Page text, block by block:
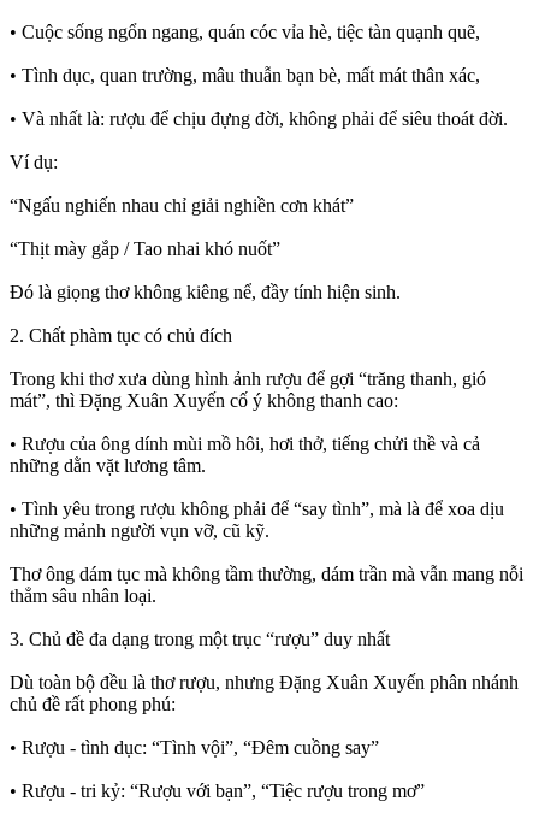
• Cuộc sống ngổn ngang, quán cóc vỉa hè, tiệc tàn quạnh quẽ,
• Tình dục, quan trường, mâu thuẫn bạn bè, mất mát thân xác,
• Và nhất là: rượu để chịu đựng đời, không phải để siêu thoát đời.
Ví dụ:
“Ngấu nghiến nhau chỉ giải nghiền cơn khát”
“Thịt mày gắp / Tao nhai khó nuốt”
Đó là giọng thơ không kiêng nể, đầy tính hiện sinh.
2. Chất phàm tục có chủ đích
Trong khi thơ xưa dùng hình ảnh rượu để gợi “trăng thanh, gió
mát”, thì Đặng Xuân Xuyến cố ý không thanh cao:
• Rượu của ông dính mùi mồ hôi, hơi thở, tiếng chửi thề và cả
những dằn vặt lương tâm.
• Tình yêu trong rượu không phải để “say tình”, mà là để xoa dịu
những mảnh người vụn vỡ, cũ kỹ.
Thơ ông dám tục mà không tầm thường, dám trần mà vẫn mang nỗi
thẳm sâu nhân loại.
3. Chủ đề đa dạng trong một trục “rượu” duy nhất
Dù toàn bộ đều là thơ rượu, nhưng Đặng Xuân Xuyến phân nhánh
chủ đề rất phong phú:
• Rượu - tình dục: “Tình vội”, “Đêm cuồng say”
• Rượu - tri kỷ: “Rượu với bạn”, “Tiệc rượu trong mơ”